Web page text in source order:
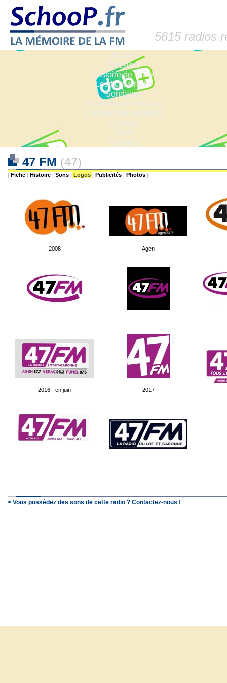
5615 radios
Accueil
Dossiers
Histoire de la FM
Les fiches radio
Sondages
Anciennes fréquences
Fréquences actuelles
Lexique
Liens
Contact
47 FM (47)
| Fiche | Histoire | Sons | Logos | Publicités | Photos |
2008 Agen
2016 - en juin 2017
> Vous possédez des sons de cette radio ? Contactez-nous !